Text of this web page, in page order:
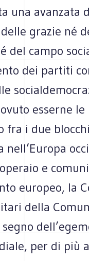
una avanzata
grazie né
del campo
dei partiti
esserne
fra i due
nell’Europa
e
europeo, la
della
per di più